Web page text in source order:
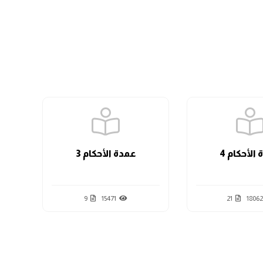
4
18062
21
عمدة الأحكام 3
15471
9